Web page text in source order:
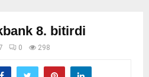
8. bitirdi
0 298